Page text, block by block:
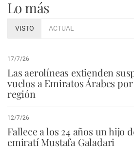
Lo más
VISTO ACTUAL
17/7/26
Las aerolíneas extienden
vuelos a Emiratos Árabes
región
12/7/26
Fallece a los 24 años un hijo
emiratí Mustafa Galadari